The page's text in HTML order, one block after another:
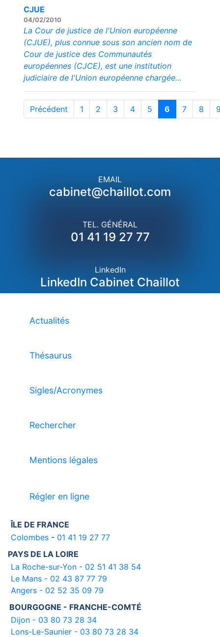
CJUE
04/02/2010
La Cour de justice de l'Union européenne
(CJUE), plus connue sous son ancien nom de
Cour de justice des Communautés
européennes (CJCE), est une institution
judiciaire de l'Union européenne chargée…
Précédent 1 2 3 4 5 6 7 8
EMAIL
cabinet@chaillot.com
TEL. GÉNÉRAL
01 41 19 27 77
LinkedIn
LinkedIn Cabinet Chaillot
Actualités
Thésaurus
Sigles/Acronymes
Rechercher
Mentions légales
Régler en ligne
ÎLE DE FRANCE
Colombes - 01 41 19 27 77
PAYS DE LA LOIRE
La Roche-sur-Yon - 02 51 41 38 54
Le Mans - 02 43 87 77 79
Angers - 02 52 35 09 79
BOURGOGNE - FRANCHE-COMTÉ
Dijon - 03 80 73 28 34
Lons-Le-Saunier - 03 80 73 28 34